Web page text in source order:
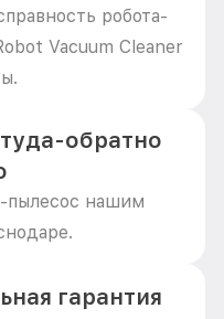
робота-
Vacuum Cleaner
обратно
пылесос нашим
гарантия